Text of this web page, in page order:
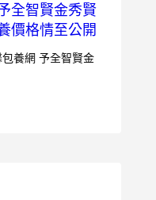
全智賢金秀賢
價格情至公開
養網 予全智賢金